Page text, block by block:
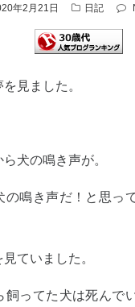
年2月21日 日記
見ました。
犬の鳴き声が。
の鳴き声だ！と思っ
ていました。
飼ってた犬は死んで